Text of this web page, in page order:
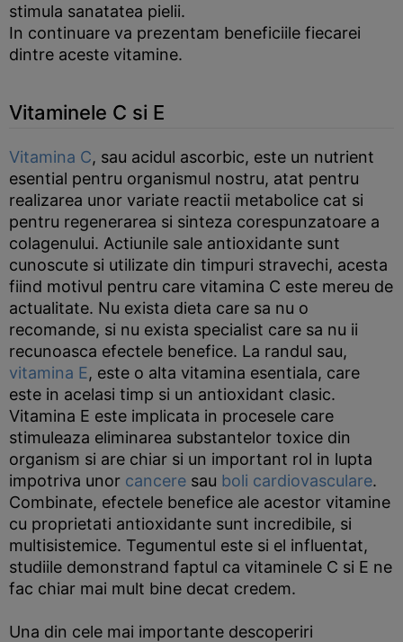
stimula sanatatea pielii.
In continuare va prezentam beneficiile fiecarei
dintre aceste vitamine.
Vitaminele C si E
Vitamina C, sau acidul ascorbic, este un nutrient
esential pentru organismul nostru, atat pentru
realizarea unor variate reactii metabolice cat si
pentru regenerarea si sinteza corespunzatoare a
colagenului. Actiunile sale antioxidante sunt
cunoscute si utilizate din timpuri stravechi, acesta
fiind motivul pentru care vitamina C este mereu de
actualitate. Nu exista dieta care sa nu o
recomande, si nu exista specialist care sa nu ii
recunoasca efectele benefice. La randul sau,
vitamina E, este o alta vitamina esentiala, care
este in acelasi timp si un antioxidant clasic.
Vitamina E este implicata in procesele care
stimuleaza eliminarea substantelor toxice din
organism si are chiar si un important rol in lupta
impotriva unor cancere sau boli cardiovasculare.
Combinate, efectele benefice ale acestor vitamine
cu proprietati antioxidante sunt incredibile, si
multisistemice. Tegumentul este si el influentat,
studiile demonstrand faptul ca vitaminele C si E ne
fac chiar mai mult bine decat credem.
Una din cele mai importante descoperiri